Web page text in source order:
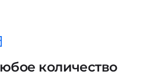
количество